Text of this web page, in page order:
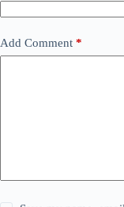
Add Comment *